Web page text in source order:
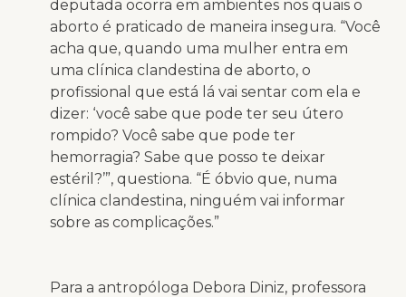
deputada ocorra em ambientes nos quais o
aborto é praticado de maneira insegura. “Você
acha que, quando uma mulher entra em
uma clínica clandestina de aborto, o
profissional que está lá vai sentar com ela e
dizer: ‘você sabe que pode ter seu útero
rompido? Você sabe que pode ter
hemorragia? Sabe que posso te deixar
estéril?’”, questiona. “É óbvio que, numa
clínica clandestina, ninguém vai informar
sobre as complicações.”
Para a antropóloga Debora Diniz, professora